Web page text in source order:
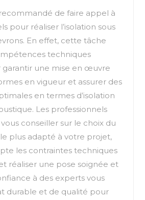
de faire appel à
pour réaliser l’isolation sous
En effet, cette tâche
techniques
garantir une mise en œuvre
en vigueur et assurer des
en termes d’isolation
Les professionnels
conseiller sur le choix du
plus adapté à votre projet,
les contraintes techniques
réaliser une pose soignée et
à des experts vous
durable et de qualité pour